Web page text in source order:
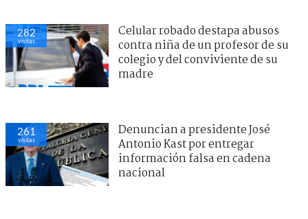
282
visitas
Celular robado destapa abusos
contra niña de un profesor de su
colegio y del conviviente de su
madre
261
visitas
Denuncian a presidente José
Antonio Kast por entregar
información falsa en cadena
nacional